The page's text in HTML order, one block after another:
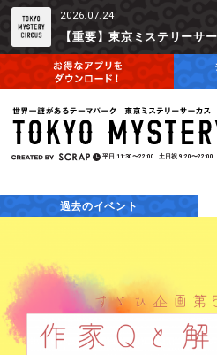
2026.07.24
平日 11:30〜22:00 土日祝 9:20〜22:00
過去のイベント